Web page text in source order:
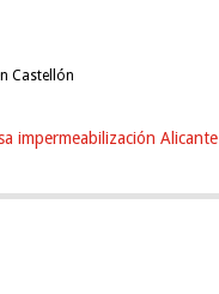
Castellón
impermeabilización Alicante